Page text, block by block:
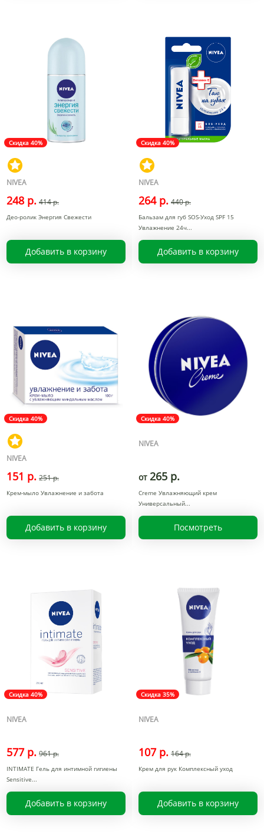
Скидка 40%
NIVEA
248 р. 414 р.
Део-ролик Энергия Свежести
Добавить в корзину
Скидка 40%
NIVEA
264 р. 440 р.
Бальзам для губ SOS-Уход SPF 15
Увлажнение 24ч
Добавить в корзину
Скидка 40%
NIVEA
151 р. 251 р.
Крем-мыло Увлажнение и забота
Добавить в корзину
Скидка 40%
NIVEA
от 265 р.
Creme Увлажняющий крем
Универсальный
Посмотреть
Скидка 40%
NIVEA
577 р. 961 р.
INTIMATE Гель для интимной гигиены
Sensitive
Добавить в корзину
Скидка 35%
NIVEA
107 р. 164 р.
Крем для рук Комплексный уход
Добавить в корзину